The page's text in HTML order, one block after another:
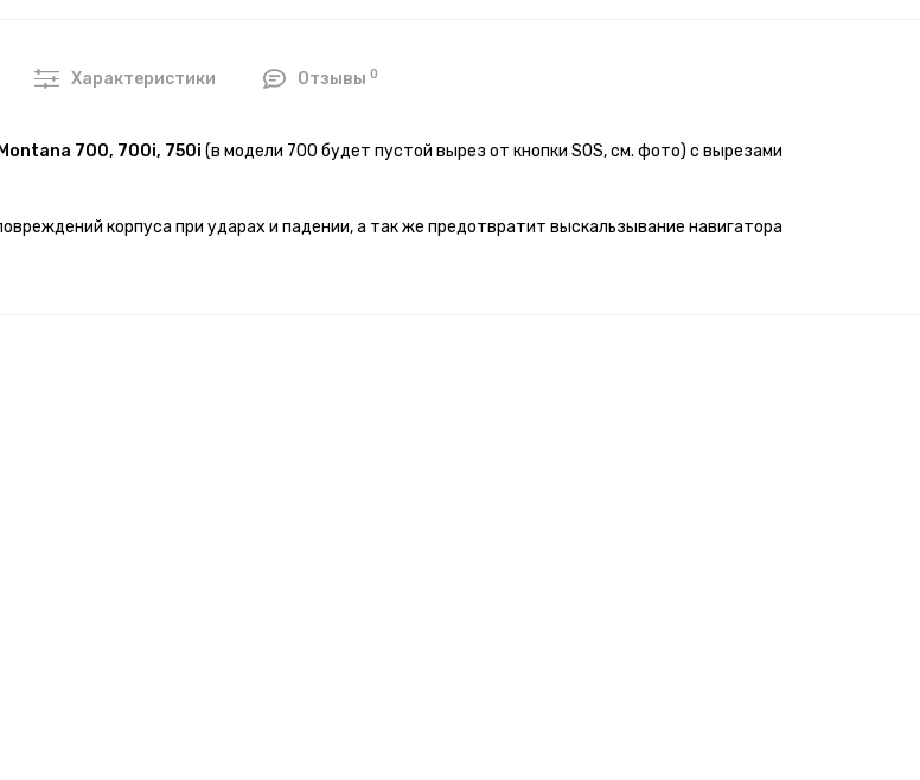
Характеристики Отзывы 0
700, 700i, 750i (в модели 700 будет пустой вырез от кнопки SOS, см. фото) с вырезами
корпуса при ударах и падении, а так же предотвратит выскальзывание навигатора